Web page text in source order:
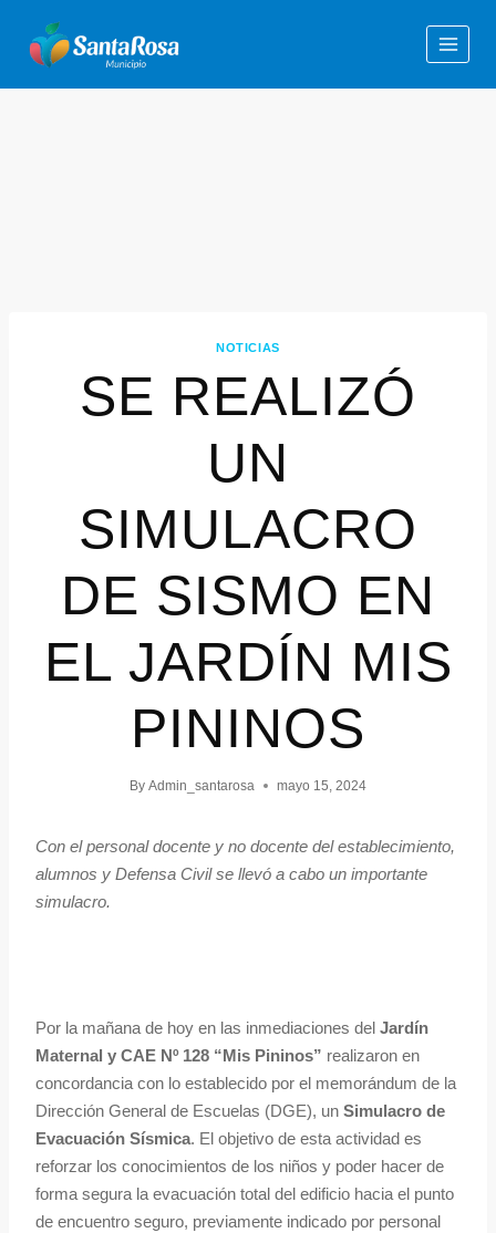
NOTICIAS
SE REALIZÓ
UN
SIMULACRO
DE SISMO EN
EL JARDÍN MIS
PININOS
By Admin_santarosa mayo 15, 2024
Con el personal docente y no docente del establecimiento,
alumnos y Defensa Civil se llevó a cabo un importante
simulacro.
Por la mañana de hoy en las inmediaciones del Jardín
Maternal y CAE Nº 128 “Mis Pininos” realizaron en
concordancia con lo establecido por el memorándum de la
Dirección General de Escuelas (DGE), un Simulacro de
Evacuación Sísmica. El objetivo de esta actividad es
reforzar los conocimientos de los niños y poder hacer de
forma segura la evacuación total del edificio hacia el punto
de encuentro seguro, previamente indicado por personal